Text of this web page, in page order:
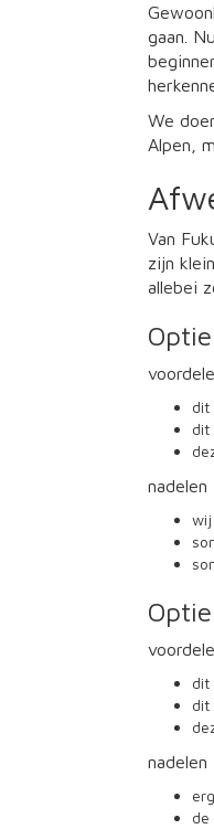
gaan.
We
Alpen,
Van
zijn
allebei
dit
dit
nadelen
wij
dit
dit
nadelen
de